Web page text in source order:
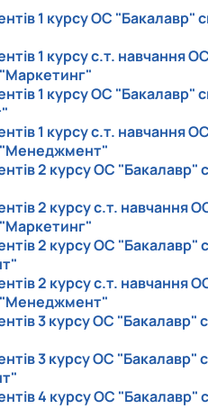
1 курсу ОС "Бакалавр"
1 курсу с.т. навчання
"Маркетинг"
1 курсу ОС "Бакалавр"
1 курсу с.т. навчання
"Менеджмент"
2 курсу ОС "Бакалавр" с
2 курсу с.т. навчання
"Маркетинг"
2 курсу ОС "Бакалавр" с
2 курсу с.т. навчання
"Менеджмент"
3 курсу ОС "Бакалавр" с
3 курсу ОС "Бакалавр" с
4 курсу ОС "Бакалавр" с